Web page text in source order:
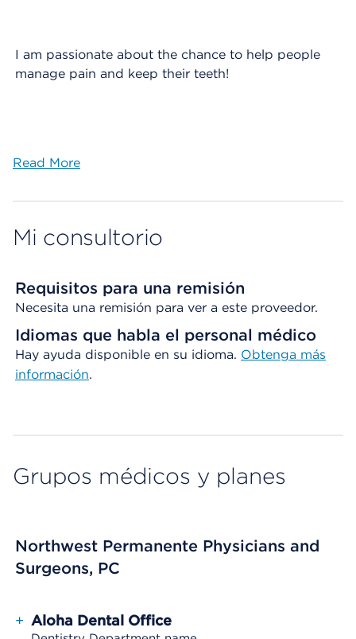
I am passionate about the chance to help people
manage pain and keep their teeth!
Read More
Mi consultorio
Requisitos para una remisión
Necesita una remisión para ver a este proveedor.
Idiomas que habla el personal médico
Hay ayuda disponible en su idioma. Obtenga más
información.
Grupos médicos y planes
Northwest Permanente Physicians and
Surgeons, PC
+ Aloha Dental Office